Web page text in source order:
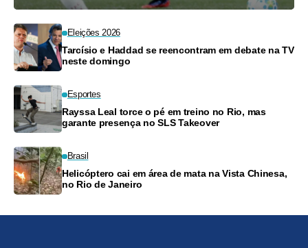
Eleições 2026
Tarcísio e Haddad se reencontram em debate na TV
neste domingo
Esportes
Rayssa Leal torce o pé em treino no Rio, mas
garante presença no SLS Takeover
Brasil
Helicóptero cai em área de mata na Vista Chinesa,
no Rio de Janeiro